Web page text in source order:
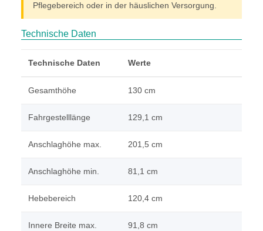
Pflegebereich oder in der häuslichen Versorgung.
Technische Daten
Technische Daten Werte
Gesamthöhe 130 cm
Fahrgestelllänge 129,1 cm
Anschlaghöhe max. 201,5 cm
Anschlaghöhe min. 81,1 cm
Hebebereich 120,4 cm
Innere Breite max. 91,8 cm